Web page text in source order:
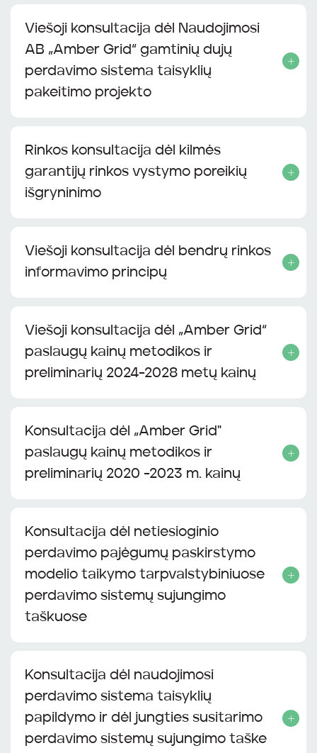
Viešoji konsultacija dėl Naudojimosi
AB „Amber Grid“ gamtinių dujų
perdavimo sistema taisyklių
pakeitimo projekto
Rinkos konsultacija dėl kilmės
garantijų rinkos vystymo poreikių
išgryninimo
Viešoji konsultacija dėl bendrų rinkos
informavimo principų
Viešoji konsultacija dėl „Amber Grid“
paslaugų kainų metodikos ir
preliminarių 2024-2028 metų kainų
Konsultacija dėl „Amber Grid"
paslaugų kainų metodikos ir
preliminarių 2020 -2023 m. kainų
Konsultacija dėl netiesioginio
perdavimo pajėgumų paskirstymo
modelio taikymo tarpvalstybiniuose
perdavimo sistemų sujungimo
taškuose
Konsultacija dėl naudojimosi
perdavimo sistema taisyklių
papildymo ir dėl jungties susitarimo
perdavimo sistemų sujungimo taške